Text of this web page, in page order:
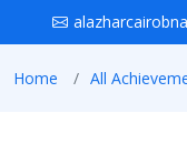
Home All